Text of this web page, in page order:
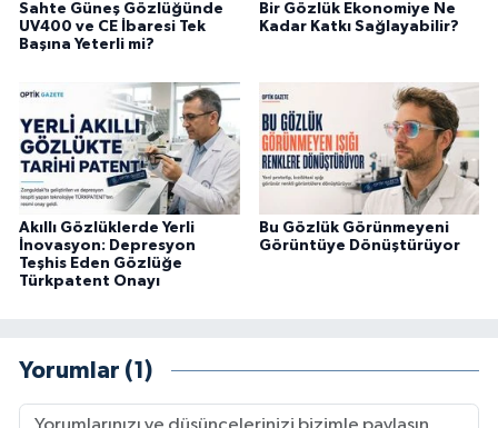
Sahte Güneş Gözlüğünde
UV400 ve CE İbaresi Tek
Başına Yeterli mi?
Bir Gözlük Ekonomiye Ne
Kadar Katkı Sağlayabilir?
Akıllı Gözlüklerde Yerli
İnovasyon: Depresyon
Teşhis Eden Gözlüğe
Türkpatent Onayı
Bu Gözlük Görünmeyeni
Görüntüye Dönüştürüyor
Yorumlar (1)